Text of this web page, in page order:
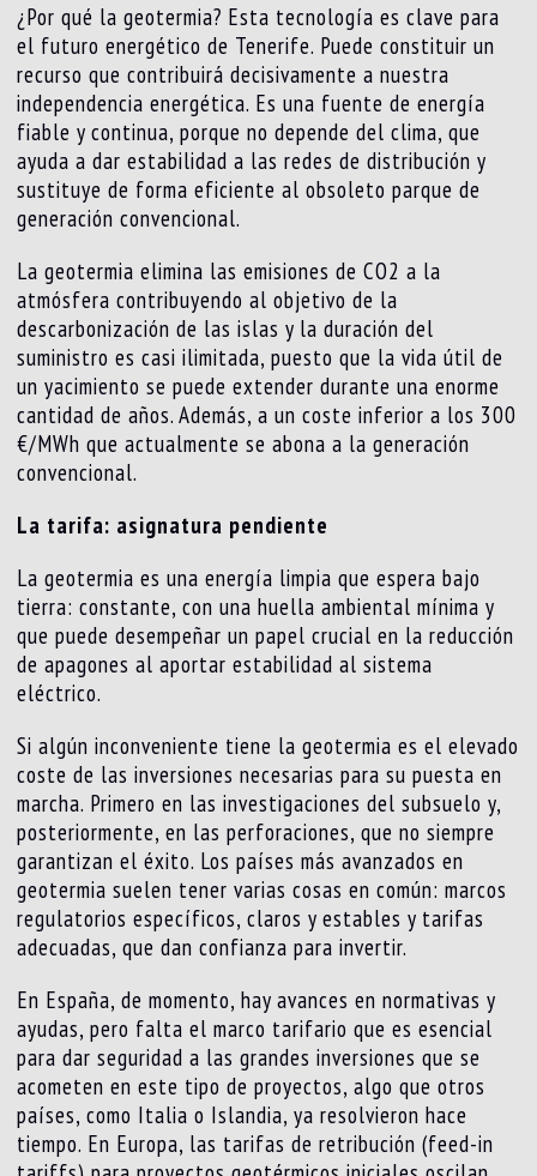
¿Por qué la geotermia? Esta tecnología es clave para
el futuro energético de Tenerife. Puede constituir un
recurso que contribuirá decisivamente a nuestra
independencia energética. Es una fuente de energía
fiable y continua, porque no depende del clima, que
ayuda a dar estabilidad a las redes de distribución y
sustituye de forma eficiente al obsoleto parque de
generación convencional.
La geotermia elimina las emisiones de CO2 a la
atmósfera contribuyendo al objetivo de la
descarbonización de las islas y la duración del
suministro es casi ilimitada, puesto que la vida útil de
un yacimiento se puede extender durante una enorme
cantidad de años. Además, a un coste inferior a los 300
€/MWh que actualmente se abona a la generación
convencional.
La tarifa: asignatura pendiente
La geotermia es una energía limpia que espera bajo
tierra: constante, con una huella ambiental mínima y
que puede desempeñar un papel crucial en la reducción
de apagones al aportar estabilidad al sistema
eléctrico.
Si algún inconveniente tiene la geotermia es el elevado
coste de las inversiones necesarias para su puesta en
marcha. Primero en las investigaciones del subsuelo y,
posteriormente, en las perforaciones, que no siempre
garantizan el éxito. Los países más avanzados en
geotermia suelen tener varias cosas en común: marcos
regulatorios específicos, claros y estables y tarifas
adecuadas, que dan confianza para invertir.
En España, de momento, hay avances en normativas y
ayudas, pero falta el marco tarifario que es esencial
para dar seguridad a las grandes inversiones que se
acometen en este tipo de proyectos, algo que otros
países, como Italia o Islandia, ya resolvieron hace
tiempo. En Europa, las tarifas de retribución (feed-in